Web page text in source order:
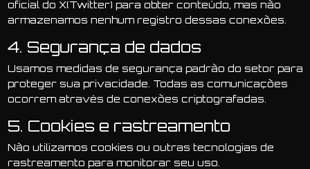
oficial do X(Twitter) para obter conteúdo, mas não
armazenamos nenhum registro dessas conexões.
4. Segurança de dados
Usamos medidas de segurança padrão do setor para
proteger sua privacidade. Todas as comunicações
ocorrem através de conexões criptografadas.
5. Cookies e rastreamento
Não utilizamos cookies ou outras tecnologias de
rastreamento para monitorar seu uso.